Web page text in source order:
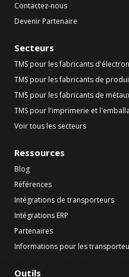
Contactez-nous
Devenir Partenaire
Secteurs
TMS pour les fabricants
TMS pour les fabricants de
TMS pour les fabricants de
TMS pour l'imprimerie et
Voir tous les secteurs
Ressources
Blog
Références
Intégrations de transporteurs
Intégrations ERP
Partenaires
Informations pour les
Outils